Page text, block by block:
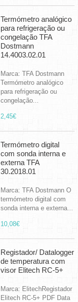
Termómetro analógico
para refrigeração ou
congelação TFA
Dostmann
14.4003.02.01
Marca: TFA Dostmann
Termómetro analógico
para refrigeração ou
congelação...
2,45€
Termómetro digital
com sonda interna e
externa TFA
30.2018.01
Marca: TFA Dostmann O
termómetro digital com
sonda interna e externa...
10,08€
Registador/ Datalogger
de temperatura com
visor Elitech RC-5+
Marca: ElitechRegistador
Elitech RC-5+ PDF Data